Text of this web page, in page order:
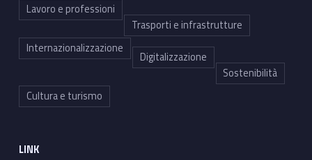
Lavoro e professioni
Trasporti e infrastrutture
Internazionalizzazione
Digitalizzazione
Sostenibilità
Cultura e turismo
LINK